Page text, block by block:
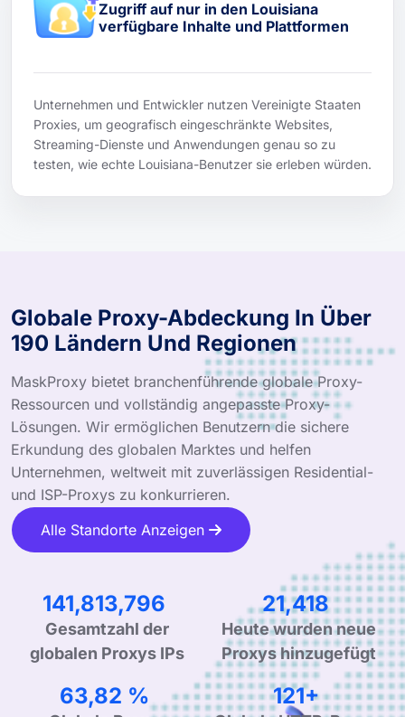
Zugriff auf nur in den Louisiana
verfügbare Inhalte und Plattformen
Unternehmen und Entwickler nutzen Vereinigte Staaten
Proxies, um geografisch eingeschränkte Websites,
Streaming-Dienste und Anwendungen genau so zu
testen, wie echte Louisiana-Benutzer sie erleben würden.
Globale Proxy-Abdeckung In Über
190 Ländern Und Regionen
MaskProxy bietet branchenführende globale Proxy-
Ressourcen und vollständig angepasste Proxy-
Lösungen. Wir ermöglichen Benutzern die sichere
Erkundung des globalen Marktes und helfen
Unternehmen, weltweit mit zuverlässigen Residential-
und ISP-Proxys zu konkurrieren.
Alle Standorte Anzeigen
218,848,451
Gesamtzahl der
globalen Proxys IPs
33,054
Heute wurden neue
Proxys hinzugefügt
99,90 % 190+